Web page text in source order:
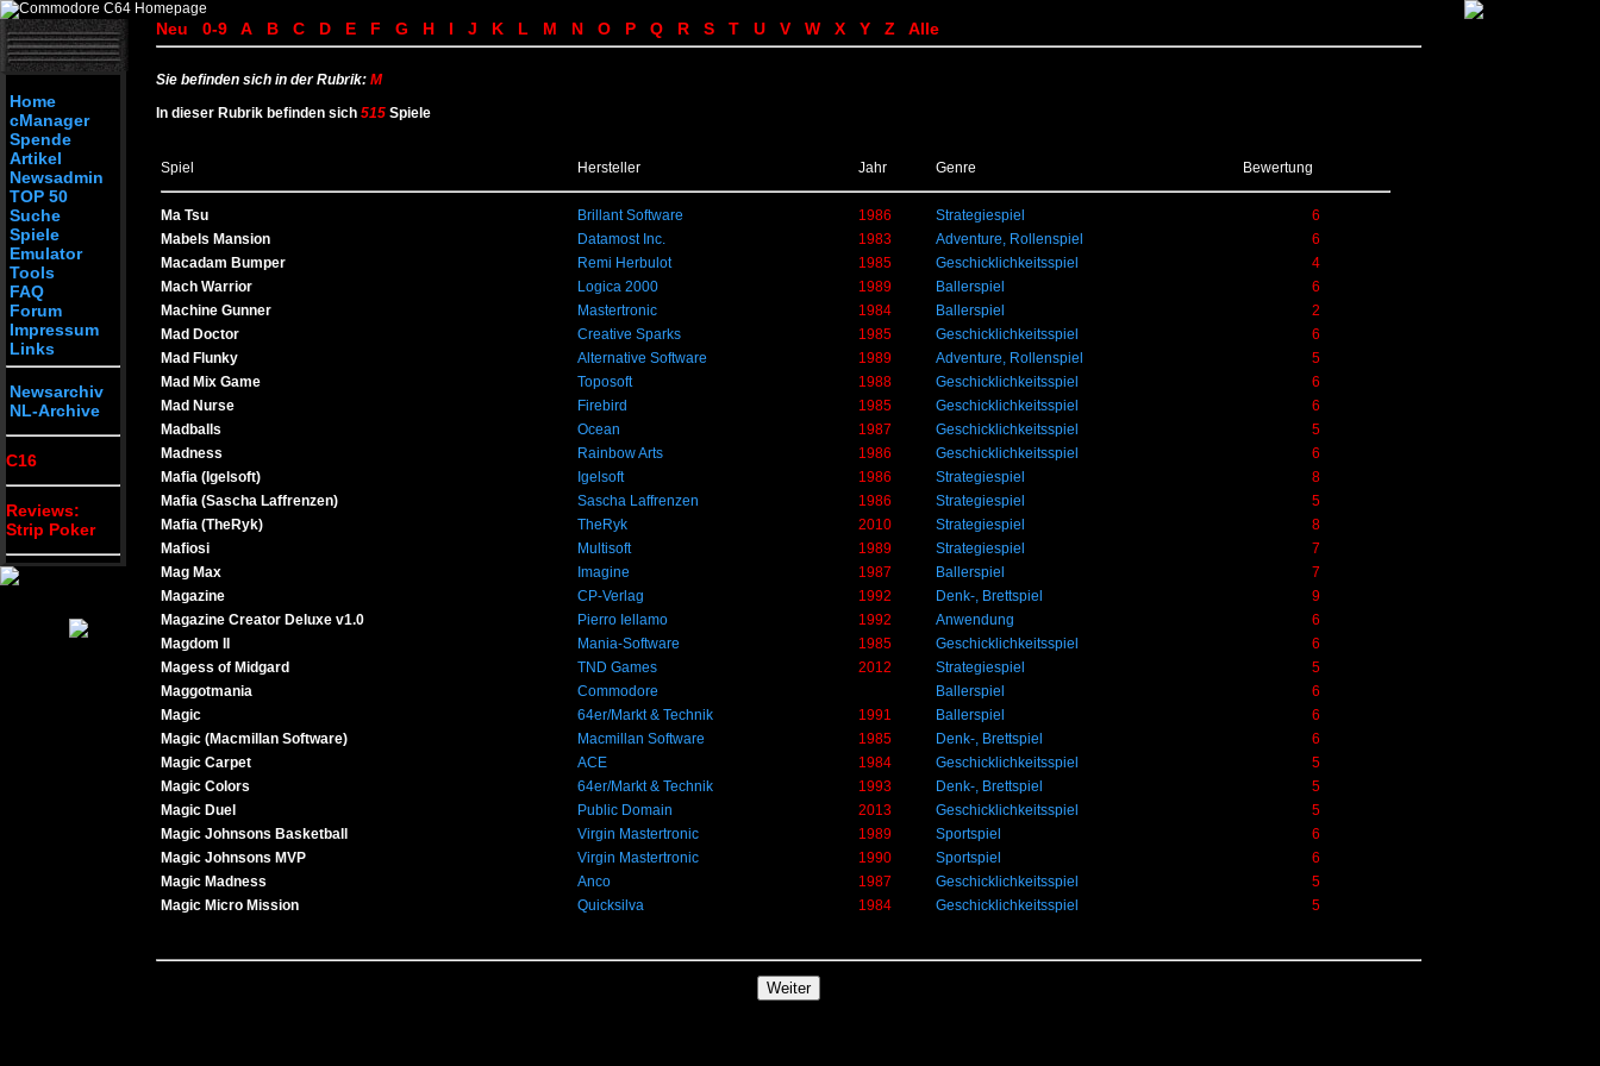
Home
cManager
Spende
Artikel
Newsadmin
TOP 50
Suche
Spiele
Emulator
Tools
FAQ
Forum
Impressum
Links
Newsarchiv
NL-Archive
C16
Reviews:
Strip Poker
Neu 0-9 A B C D E F G H I J K L M N O P Q R S T U V W X Y Z Alle
Sie befinden sich in der Rubrik: M
In dieser Rubrik befinden sich 515 Spiele
Spiel Hersteller Jahr Genre Bewertung
Ma Tsu Brillant Software 1986 Strategiespiel
6
Mabels Mansion
Datamost Inc. 1983 Adventure, Rollenspiel
6
Macadam Bumper
Remi Herbulot 1985 Geschicklichkeitsspiel
4
Mach Warrior
Logica 2000 1989 Ballerspiel
6
Machine Gunner
Mastertronic 1984 Ballerspiel
2
Mad Doctor
Creative Sparks 1985 Geschicklichkeitsspiel
6
Mad Flunky
Alternative Software 1989 Adventure, Rollenspiel
5
Mad Mix Game
Toposoft 1988 Geschicklichkeitsspiel
6
Mad Nurse
Firebird 1985 Geschicklichkeitsspiel
6
Madballs
Ocean 1987 Geschicklichkeitsspiel
5
Madness
Rainbow Arts 1986 Geschicklichkeitsspiel
6
Mafia (Igelsoft)
Igelsoft 1986 Strategiespiel
8
Mafia (Sascha Laffrenzen)
Sascha Laffrenzen 1986 Strategiespiel
5
Mafia (TheRyk)
TheRyk 2010 Strategiespiel
8
Mafiosi
Multisoft 1989 Strategiespiel
7
Mag Max
Imagine 1987 Ballerspiel
7
Magazine
CP-Verlag 1992 Denk-, Brettspiel
9
Magazine Creator Deluxe v1.0
Pierro Iellamo 1992 Anwendung
6
Magdom II
Mania-Software 1985 Geschicklichkeitsspiel
6
Magess of Midgard
TND Games 2012 Strategiespiel
5
Maggotmania
Commodore Ballerspiel
6
Magic
64er/Markt & Technik 1991 Ballerspiel
6
Magic (Macmillan Software)
Macmillan Software 1985 Denk-, Brettspiel
6
Magic Carpet
ACE 1984 Geschicklichkeitsspiel
5
Magic Colors
64er/Markt & Technik 1993 Denk-, Brettspiel
5
Magic Duel
Public Domain 2013 Geschicklichkeitsspiel
5
Magic Johnsons Basketball
Virgin Mastertronic 1989 Sportspiel
6
Magic Johnsons MVP
Virgin Mastertronic 1990 Sportspiel
6
Magic Madness
Anco 1987 Geschicklichkeitsspiel
5
Magic Micro Mission
Quicksilva 1984 Geschicklichkeitsspiel 5